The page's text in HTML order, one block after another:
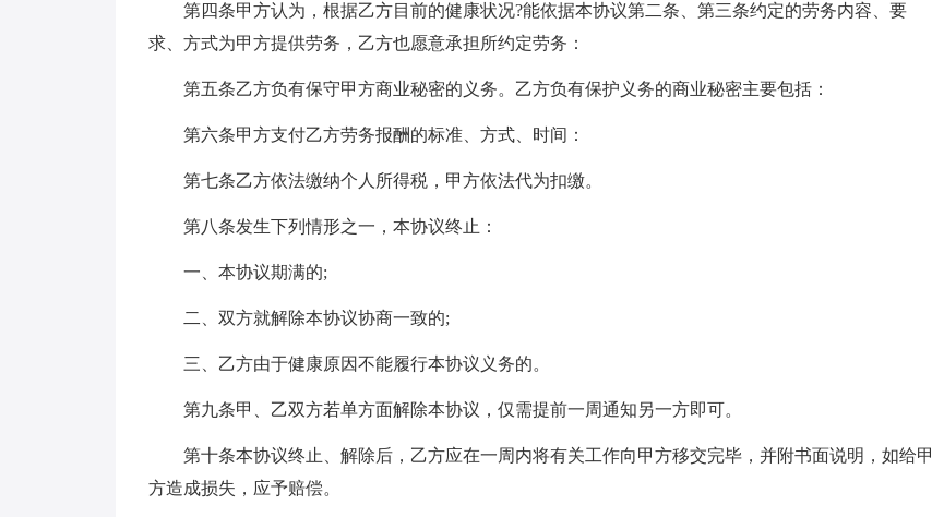
第四条甲方认为，根据乙方目前的健康状况?能依据本协议第二条、第三条约定的劳务内容、要
求、方式为甲方提供劳务，乙方也愿意承担所约定劳务：
第五条乙方负有保守甲方商业秘密的义务。乙方负有保护义务的商业秘密主要包括：
第六条甲方支付乙方劳务报酬的标准、方式、时间：
第七条乙方依法缴纳个人所得税，甲方依法代为扣缴。
第八条发生下列情形之一，本协议终止：
一、本协议期满的;
二、双方就解除本协议协商一致的;
三、乙方由于健康原因不能履行本协议义务的。
第九条甲、乙双方若单方面解除本协议，仅需提前一周通知另一方即可。
第十条本协议终止、解除后，乙方应在一周内将有关工作向甲方移交完毕，并附书面说明，如给甲
方造成损失，应予赔偿。